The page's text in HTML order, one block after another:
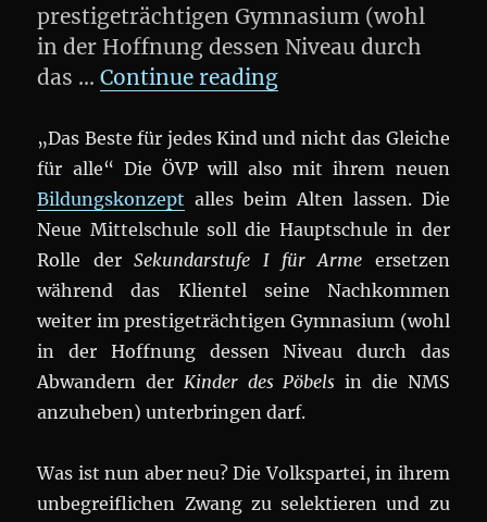
prestigeträchtigen Gymnasium (wohl
in der Hoffnung dessen Niveau durch
das …Continue reading„Des Pröllsinns
„Das Beste für jedes Kind und nicht das Gleiche
für alle“ Die ÖVP will also mit ihrem neuen
Bildungskonzept alles beim Alten lassen. Die
Neue Mittelschule soll die Hauptschule in der
Rolle derSekundarstufe I für Arme ersetzen
während das Klientel seine Nachkommen
weiter im prestigeträchtigen Gymnasium (wohl
in der Hoffnung dessen Niveau durch das
Abwandern der Kinder des Pöbels in die NMS
anzuheben) unterbringen darf.
Was ist nun aber neu? Die Volkspartei, in ihrem
unbegreiflichen Zwang zu selektieren und zu